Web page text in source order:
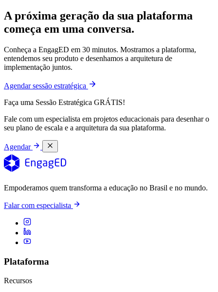
A próxima geração da sua plataforma
começa em uma conversa.
Conheça a EngagED em 30 minutos. Mostramos a plataforma,
entendemos seu produto e desenhamos a arquitetura de
implementação juntos.
Agendar sessão estratégica
Faça uma Sessão Estratégica GRÁTIS!
Fale com um especialista em projetos educacionais para desenhar o
seu plano de escala e a arquitetura da sua plataforma.
Agendar
Empoderamos quem transforma a educação no Brasil e no mundo.
Falar com especialista
Plataforma
Recursos